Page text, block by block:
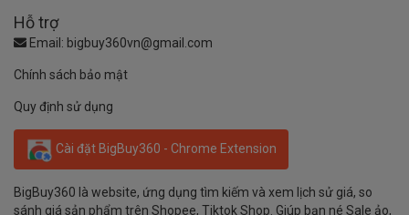
Hỗ trợ
Email: bigbuy360vn@gmail.com
Chính sách bảo mật
Quy định sử dụng
Cài đặt BigBuy360 - Chrome Extension
BigBuy360 là website, ứng dụng tìm kiếm và xem lịch sử giá, so
sánh giá sản phẩm trên Shopee, Tiktok Shop. Giúp bạn né Sale ảo,